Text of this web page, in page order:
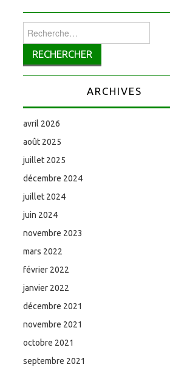
Rechercher :
ARCHIVES
avril 2026
août 2025
juillet 2025
décembre 2024
juillet 2024
juin 2024
novembre 2023
mars 2022
février 2022
janvier 2022
décembre 2021
novembre 2021
octobre 2021
septembre 2021